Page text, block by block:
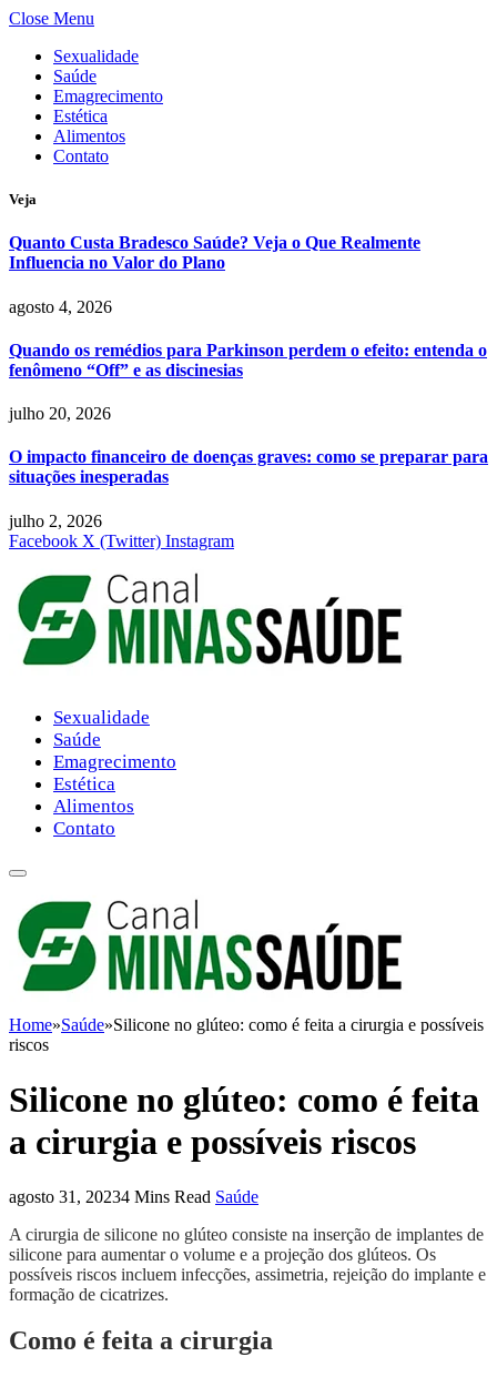
Close Menu
Sexualidade
Saúde
Emagrecimento
Estética
Alimentos
Contato
Veja
Quanto Custa Bradesco Saúde? Veja o Que Realmente
Influencia no Valor do Plano
agosto 4, 2026
Quando os remédios para Parkinson perdem o efeito: entenda o
fenômeno “Off” e as discinesias
julho 20, 2026
O impacto financeiro de doenças graves: como se preparar para
situações inesperadas
julho 2, 2026
Facebook X (Twitter) Instagram
Sexualidade
Saúde
Emagrecimento
Estética
Alimentos
Contato
Home»Saúde»Silicone no glúteo: como é feita a cirurgia e possíveis
riscos
Silicone no glúteo: como é feita
a cirurgia e possíveis riscos
agosto 31, 20234 Mins Read Saúde
A cirurgia de silicone no glúteo consiste na inserção de implantes de
silicone para aumentar o volume e a projeção dos glúteos. Os
possíveis riscos incluem infecções, assimetria, rejeição do implante e
formação de cicatrizes.
Como é feita a cirurgia